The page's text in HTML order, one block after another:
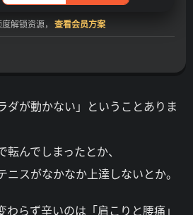
解锁资源， 查看会员方案
ダが動かない」ということありま
んでしまったとか、
スがなかなか上達しないとか。
らず辛いのは「肩こりと腰痛」